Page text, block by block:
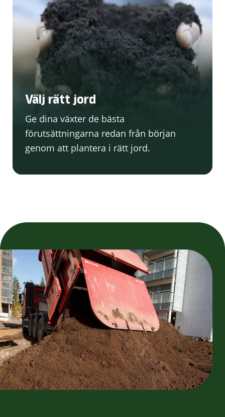
Välj rätt jord
Ge dina växter de bästa
förutsättningarna redan från början
genom att plantera i rätt jord.